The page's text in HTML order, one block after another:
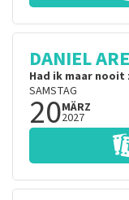
DANIEL
Had ik maar nooit
SAMSTAG
20MÄRZ
2027